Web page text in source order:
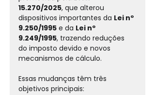
15.270/2025, que alterou
dispositivos importantes da Lei nº
9.250/1995 e da Lei nº
9.249/1995, trazendo reduções
do imposto devido e novos
mecanismos de cálculo.
Essas mudanças têm três
objetivos principais: